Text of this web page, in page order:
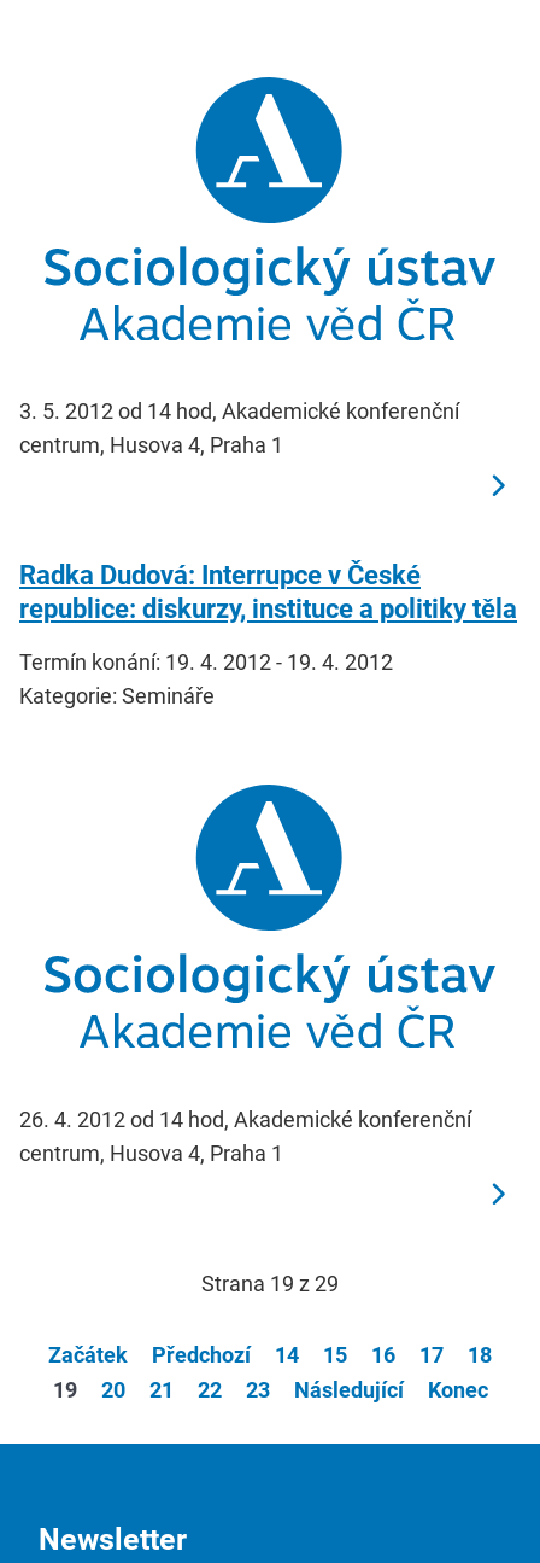
3. 5. 2012 od 14 hod, Akademické konferenční
centrum, Husova 4, Praha 1
Radka Dudová: Interrupce v České
republice: diskurzy, instituce a politiky těla
Termín konání: 19. 4. 2012 - 19. 4. 2012
Kategorie: Semináře
26. 4. 2012 od 14 hod, Akademické konferenční
centrum, Husova 4, Praha 1
Strana 19 z 29
Začátek Předchozí 14 15 16 17
18
19
20 21 22 23 Následující Konec
Newsletter